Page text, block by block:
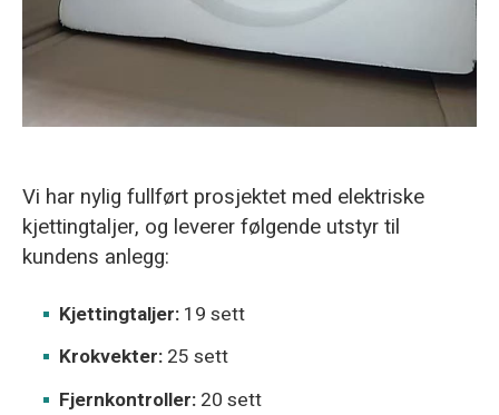
Vi har nylig fullført prosjektet med elektriske
kjettingtaljer, og leverer følgende utstyr til
kundens anlegg:
Kjettingtaljer: 19 sett
Krokvekter: 25 sett
Fjernkontroller: 20 sett